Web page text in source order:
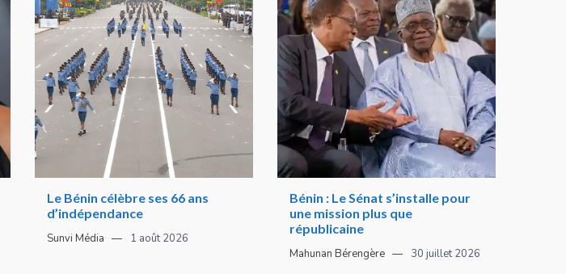
Le Bénin célèbre ses 66 ans
d’indépendance
Sunvi Média 1 août 2026
Bénin : Le Sénat s’installe pour
une mission plus que
républicaine
Mahunan Bérengère 30 juillet 2026